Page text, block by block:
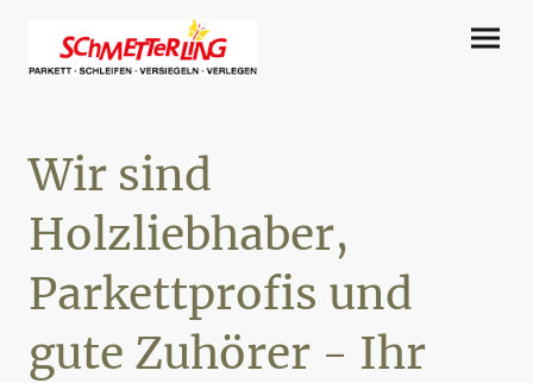
Wir sind
Holzliebhaber,
Parkettprofis und
gute Zuhörer - Ihr